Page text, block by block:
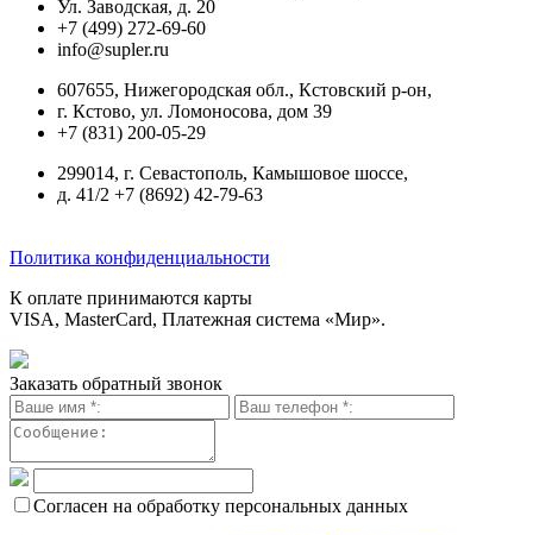
Ул. Заводская, д. 20
+7 (499) 272-69-60
info@supler.ru
607655, Нижегородская обл., Кстовский р-он,
г. Кстово, ул. Ломоносова, дом 39
+7 (831) 200-05-29
299014, г. Севастополь, Камышовое шоссе,
д. 41/2 +7 (8692) 42-79-63
Политика конфиденциальности
К оплате принимаются карты
VISA, MasterCard, Платежная система «Мир».
Заказать обратный звонок
Согласен на обработку персональных данных